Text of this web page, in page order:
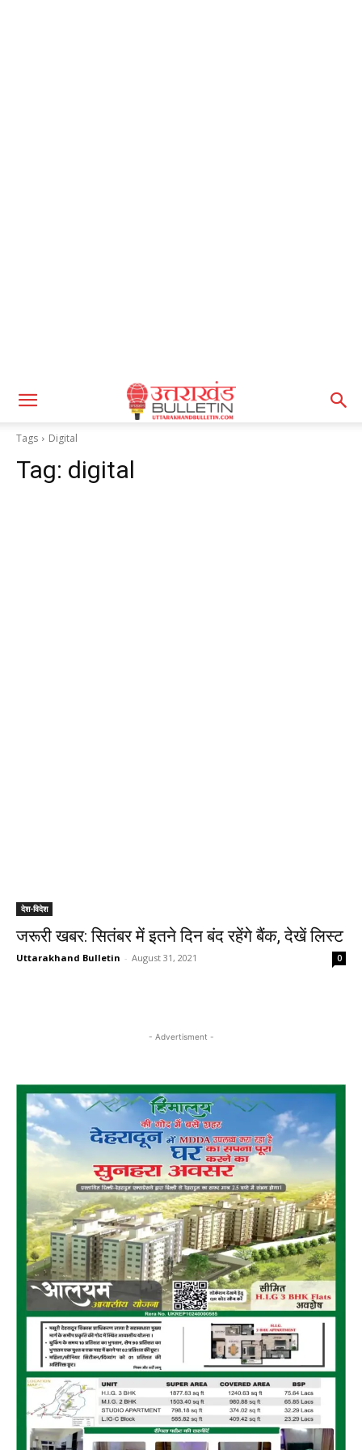
Tags Digital
Tag: digital
देश-विदेश
जरूरी खबर: सितंबर में इतने दिन बंद रहेंगे बैंक, देखें लिस्ट
Uttarakhand Bulletin - August 31, 2021 0
- Advertisment -